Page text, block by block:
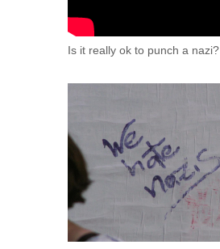
Is it really ok to punch a nazi?